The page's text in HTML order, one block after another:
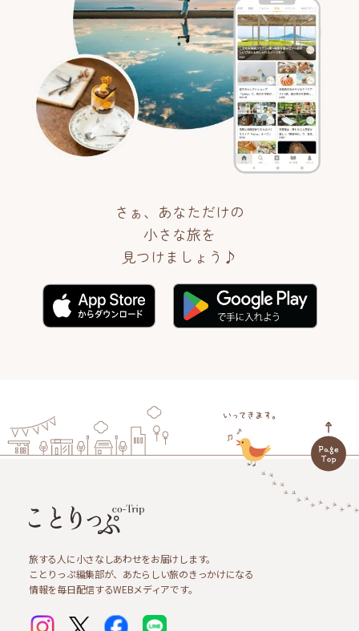
さぁ、あなただけの
小さな旅を
見つけましょう♪
旅する人に小さなしあわせをお届けします。
ことりっぷ編集部が、あたらしい旅のきっかけになる
情報を毎日配信するWEBメディアです。